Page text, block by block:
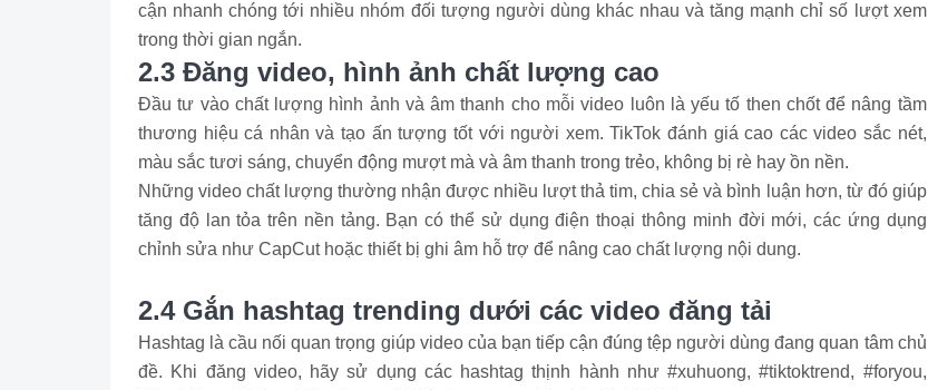
cận nhanh chóng tới nhiều nhóm đối tượng người dùng khác nhau và tăng mạnh chỉ số lượt xem
trong thời gian ngắn.
2.3 Đăng video, hình ảnh chất lượng cao
Đầu tư vào chất lượng hình ảnh và âm thanh cho mỗi video luôn là yếu tố then chốt để nâng tầm
thương hiệu cá nhân và tạo ấn tượng tốt với người xem. TikTok đánh giá cao các video sắc nét,
màu sắc tươi sáng, chuyển động mượt mà và âm thanh trong trẻo, không bị rè hay ồn nền.
Những video chất lượng thường nhận được nhiều lượt thả tim, chia sẻ và bình luận hơn, từ đó giúp
tăng độ lan tỏa trên nền tảng. Bạn có thể sử dụng điện thoại thông minh đời mới, các ứng dụng
chỉnh sửa như CapCut hoặc thiết bị ghi âm hỗ trợ để nâng cao chất lượng nội dung.
2.4 Gắn hashtag trending dưới các video đăng tải
Hashtag là cầu nối quan trọng giúp video của bạn tiếp cận đúng tệp người dùng đang quan tâm chủ
đề. Khi đăng video, hãy sử dụng các hashtag thịnh hành như #xuhuong, #tiktoktrend, #foryou,